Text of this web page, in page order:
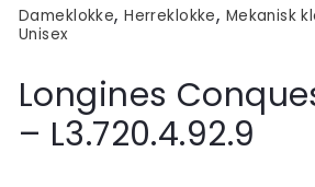
Dameklokke,Herreklokke, Mekanisk
Unisex
Longines
– L3.720.4.92.9